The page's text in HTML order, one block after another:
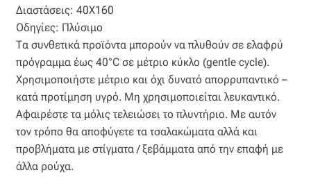
Μπροκάρ
Οργάντζα
Οργάντζα διπλή
Οργάντζα με κέντημα
Οργάντζα με ταφτά
Διαστάσεις: 40X160
Οδηγίες: Πλύσιμο
Τα συνθετικά προϊόντα μπορούν να πλυθούν σε ελαφρύ
πρόγραμμα έως 40°C σε μέτριο κύκλο (gentle cycle).
Χρησιμοποιήστε μέτριο και όχι δυνατό απορρυπαντικό –
κατά προτίμηση υγρό. Μη χρησιμοποιείται λευκαντικό.
Αφαιρέστε τα μόλις τελειώσει το πλυντήριο. Με αυτόν
τον τρόπο θα αποφύγετε τα τσαλακώματα αλλά και
προβλήματα με στίγματα / ξεβάμματα από την επαφή με
άλλα ρούχα.